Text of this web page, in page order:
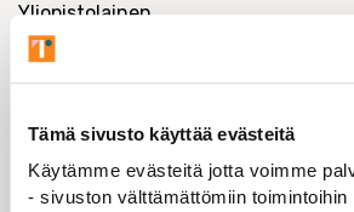
Tämä sivusto käyttää evästeitä
Käytämme evästeitä jotta voimme
- sivuston välttämättömiin toimintoihin
Yliopistolainen
Jaa: